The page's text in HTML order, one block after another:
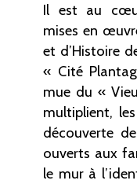
Il est au
mises en
et d’Histoire
« Cité
mue du «
multiplient,
découverte
ouverts aux
le mur à